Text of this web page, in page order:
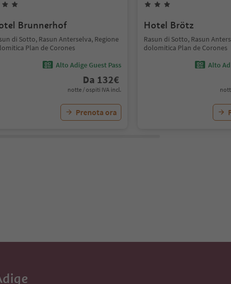
Brunnerhof
di Sotto, Rasun Anterselva, Regione
Plan de Corones
Alto Adige Guest Pass
Da 132€
notte / ospiti IVA incl.
Prenota ora
Hotel Brötz
Rasun di Sotto, Rasun
dolomitica Plan de Corones
Alto